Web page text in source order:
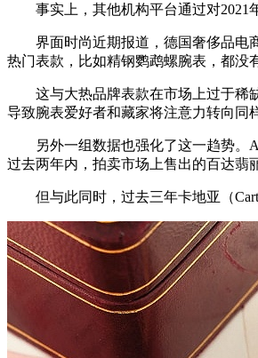
事实上，其他机构平台通过对2021年
界面时尚近期报道，德国奢侈品电商
热门表款，比如精钢鹦鹉螺腕表，都没
这与大热品牌表款在市场上过于稀缺
导致腕表爱好者和藏家将注意力转向同
另外一组数据也强化了这一趋势。
过去两年内，拍卖市场上售出的百达翡
但与此同时，过去三年卡地亚（